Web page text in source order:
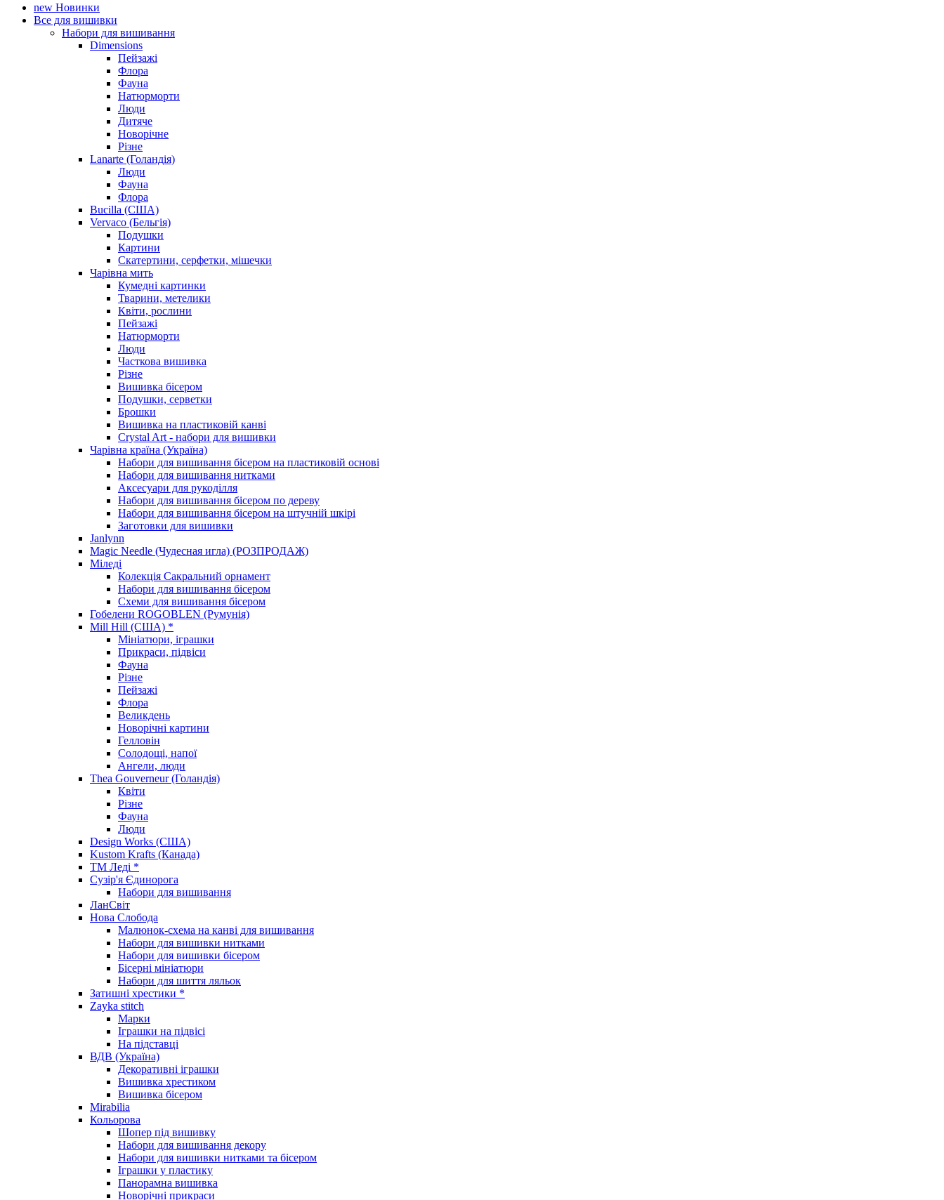
new Новинки
Все для вишивки
Набори для вишивання
Dimensions
Пейзажі
Флора
Фауна
Натюрморти
Люди
Дитяче
Новорічне
Різне
Lanarte (Голандія)
Люди
Фауна
Флора
Bucilla (США)
Vervaco (Бельгія)
Подушки
Картини
Скатертини, серфетки, мішечки
Чарiвна мить
Кумедні картинки
Тварини, метелики
Квіти, рослини
Пейзажі
Натюрморти
Люди
Часткова вишивка
Різне
Вишивка бісером
Подушки, серветки
Брошки
Вишивка на пластиковій канві
Crystal Art - набори для вишивки
Чарівна країна (Україна)
Набори для вишивання бісером на пластиковій основі
Набори для вишивання нитками
Аксесуари для рукоділля
Набори для вишивання бісером по дереву
Набори для вишивання бісером на штучній шкірі
Заготовки для вишивки
Janlynn
Magic Needle (Чудесная игла) (РОЗПРОДАЖ)
Міледі
Колекція Сакральний орнамент
Набори для вишивання бісером
Схеми для вишивання бісером
Гобелени ROGOBLEN (Румунія)
Mill Hill (США) *
Мініатюри, іграшки
Прикраси, підвіси
Фауна
Різне
Пейзажі
Флора
Великдень
Новорічні картини
Гелловін
Солодощі, напої
Ангели, люди
Thea Gouverneur (Голандія)
Квіти
Різне
Фауна
Люди
Design Works (США)
Kustom Krafts (Канада)
ТМ Леді *
Сузір'я Єдинорога
Набори для вишивання
ЛанСвіт
Нова Слобода
Малюнок-схема на канві для вишивання
Набори для вишивки нитками
Набори для вишивки бісером
Бісерні мініатюри
Набори для шиття ляльок
Затишні хрестики *
Zayka stitch
Марки
Іграшки на підвісі
На підставці
ВДВ (Україна)
Декоративні іграшки
Вишивка хрестиком
Вишивка бісером
Mirabilia
Кольорова
Шопер під вишивку
Набори для вишивання декору
Набори для вишивки нитками та бісером
Іграшки у пластику
Панорамна вишивка
Новорічні прикраси